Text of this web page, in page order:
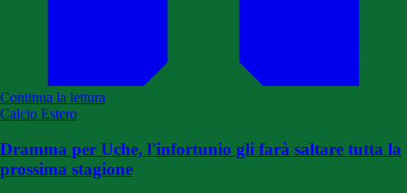
Continua la lettura
Calcio Estero
Dramma per Uche, l'infortunio gli farà saltare tutta la
prossima stagione